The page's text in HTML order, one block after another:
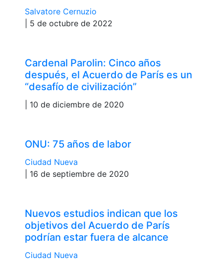
Salvatore Cernuzio
| 5 de octubre de 2022
Cardenal Parolin: Cinco años
después, el Acuerdo de París es un
“desafío de civilización”
| 10 de diciembre de 2020
ONU: 75 años de labor
Ciudad Nueva
| 16 de septiembre de 2020
Nuevos estudios indican que los
objetivos del Acuerdo de París
podrían estar fuera de alcance
Ciudad Nueva